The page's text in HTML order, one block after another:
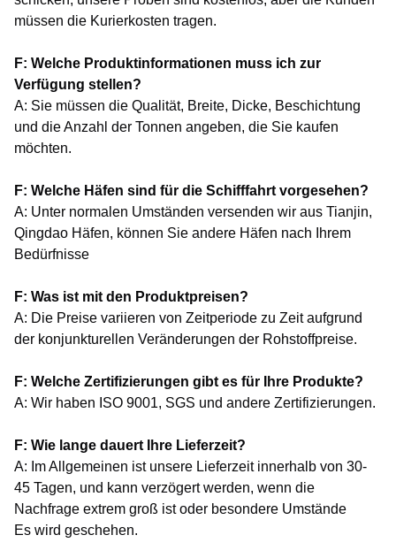
müssen die Kurierkosten tragen.
F: Welche Produktinformationen muss ich zur
Verfügung stellen?
A: Sie müssen die Qualität, Breite, Dicke, Beschichtung
und die Anzahl der Tonnen angeben, die Sie kaufen
möchten.
F: Welche Häfen sind für die Schifffahrt vorgesehen?
A: Unter normalen Umständen versenden wir aus Tianjin,
Qingdao Häfen, können Sie andere Häfen nach Ihrem
Bedürfnisse
F: Was ist mit den Produktpreisen?
A: Die Preise variieren von Zeitperiode zu Zeit aufgrund
der konjunkturellen Veränderungen der Rohstoffpreise.
F: Welche Zertifizierungen gibt es für Ihre Produkte?
A: Wir haben ISO 9001, SGS und andere Zertifizierungen.
F: Wie lange dauert Ihre Lieferzeit?
A: Im Allgemeinen ist unsere Lieferzeit innerhalb von 30-
45 Tagen, und kann verzögert werden, wenn die
Nachfrage extrem groß ist oder besondere Umstände
Es wird geschehen.